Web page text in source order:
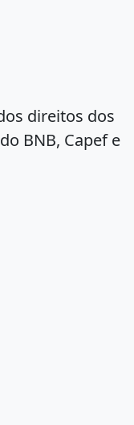
direitos dos
BNB, Capef e